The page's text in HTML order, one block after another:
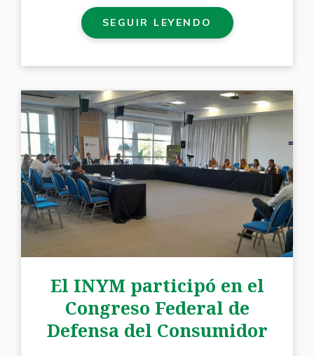
SEGUIR LEYENDO
El INYM participó en el
Congreso Federal de
Defensa del Consumidor